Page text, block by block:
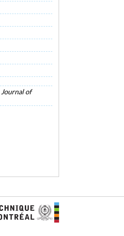
Journal of